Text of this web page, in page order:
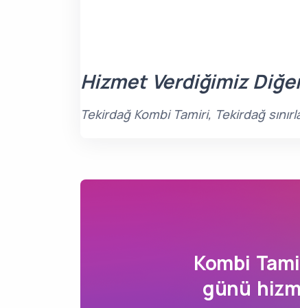
Hizmet Verdiğimiz
Tekirdağ Kombi Tamiri, Tekirdağ
Kombi
günü